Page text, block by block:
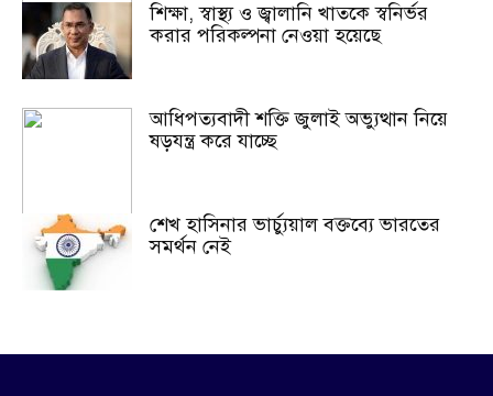
শিক্ষা, স্বাস্থ্য ও জ্বালানি খাতকে স্বনির্ভর
করার পরিকল্পনা নেওয়া হয়েছে
আধিপত্যবাদী শক্তি জুলাই অভ্যুত্থান নিয়ে
ষড়যন্ত্র করে যাচ্ছে
শেখ হাসিনার ভার্চ্যুয়াল বক্তব্যে ভারতের
সমর্থন নেই